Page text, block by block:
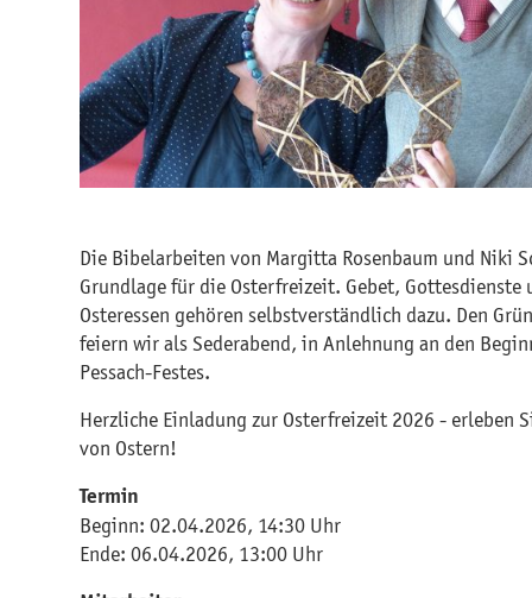
Die Bibelarbeiten von Margitta Rosenbaum und Niki
Grundlage für die Osterfreizeit. Gebet, Gottesdienste
Osteressen gehören selbstverständlich dazu. Den
feiern wir als Sederabend, in Anlehnung an den
Pessach-Festes.
Herzliche Einladung zur Osterfreizeit 2026 - erleben
von Ostern!
Termin
Beginn: 02.04.2026, 14:30 Uhr
Ende: 06.04.2026, 13:00 Uhr